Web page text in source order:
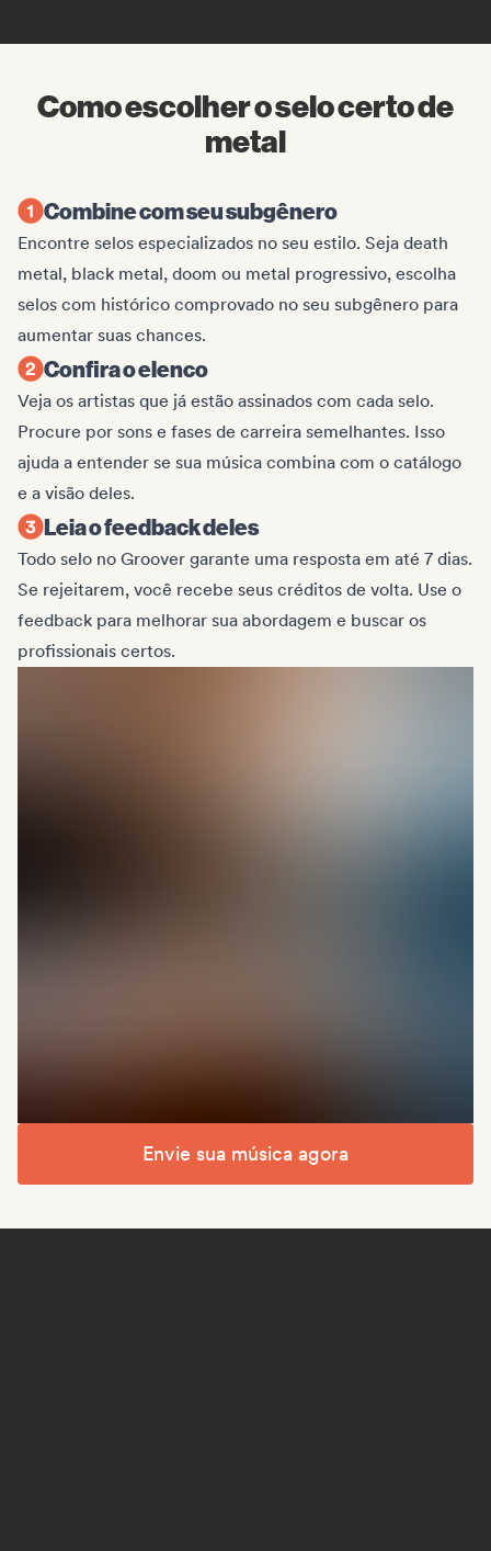
Como escolher o selo certo de
metal
Combine com seu subgênero
Encontre selos especializados no seu estilo. Seja death
metal, black metal, doom ou metal progressivo, escolha
selos com histórico comprovado no seu subgênero para
aumentar suas chances.
Confira o elenco
Veja os artistas que já estão assinados com cada selo.
Procure por sons e fases de carreira semelhantes. Isso
ajuda a entender se sua música combina com o catálogo
e a visão deles.
Leia o feedback deles
Todo selo no Groover garante uma resposta em até 7 dias.
Se rejeitarem, você recebe seus créditos de volta. Use o
feedback para melhorar sua abordagem e buscar os
profissionais certos.
Envie sua música agora